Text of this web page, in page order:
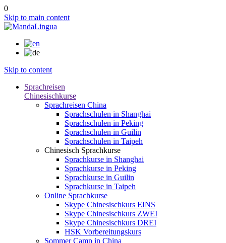
0
Skip to main content
Skip to content
Sprachreisen
Chinesischkurse
Sprachreisen China
Sprachschulen in Shanghai
Sprachschulen in Peking
Sprachschulen in Guilin
Sprachschulen in Taipeh
Chinesisch Sprachkurse
Sprachkurse in Shanghai
Sprachkurse in Peking
Sprachkurse in Guilin
Sprachkurse in Taipeh
Online Sprachkurse
Skype Chinesischkurs EINS
Skype Chinesischkurs ZWEI
Skype Chinesischkurs DREI
HSK Vorbereitungskurs
Sommer Camp in China